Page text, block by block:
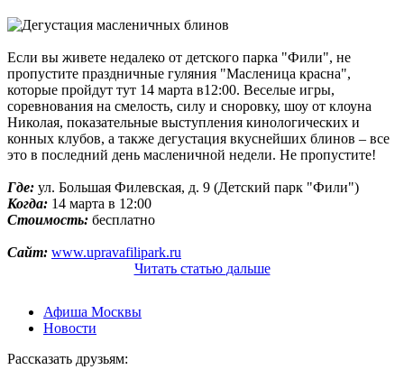
Если вы живете недалеко от детского парка "Фили", не
пропустите праздничные гуляния "Масленица красна",
которые пройдут тут 14 марта в12:00. Веселые игры,
соревнования на смелость, силу и сноровку, шоу от клоуна
Николая, показательные выступления кинологических и
конных клубов, а также дегустация вкуснейших блинов – все
это в последний день масленичной недели. Не пропустите!
Где: ул. Большая Филевская, д. 9 (Детский парк "Фили")
Когда: 14 марта в 12:00
Стоимость: бесплатно
Сайт: www.upravafilipark.ru
Читать статью дальше
Афиша Москвы
Новости
Рассказать друзьям: